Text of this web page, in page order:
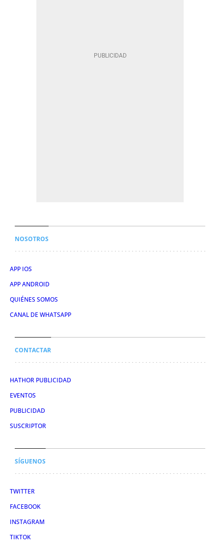
NOSOTROS
APP IOS
APP ANDROID
QUIÉNES SOMOS
CANAL DE WHATSAPP
CONTACTAR
HATHOR PUBLICIDAD
EVENTOS
PUBLICIDAD
SUSCRIPTOR
SÍGUENOS
TWITTER
FACEBOOK
INSTAGRAM
TIKTOK